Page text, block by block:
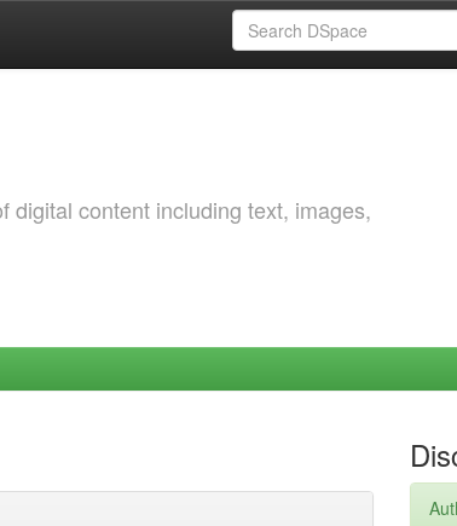
digital content including text, images,